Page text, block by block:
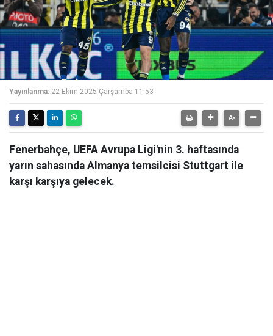
Yayınlanma: 22 Ekim 2025 Çarşamba 11:53
Fenerbahçe, UEFA Avrupa Ligi'nin 3. haftasında
yarın sahasında Almanya temsilcisi Stuttgart ile
karşı karşıya gelecek.